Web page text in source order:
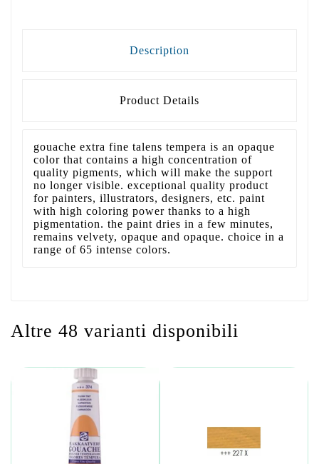
Description
Product Details
gouache extra fine talens tempera is an opaque
color that contains a high concentration of
quality pigments, which will make the support
no longer visible. exceptional quality product
for painters, illustrators, designers, etc. paint
with high coloring power thanks to a high
pigmentation. the paint dries in a few minutes,
remains velvety, opaque and opaque. choice in a
range of 65 intense colors.
Altre 48 varianti disponibili